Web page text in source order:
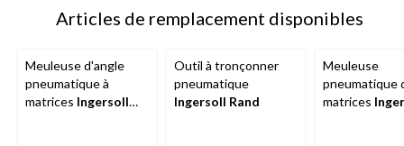
Articles de remplacement disponibles
Meuleuse d'angle
pneumatique à
matrices Ingersoll
Outil à tronçonner
pneumatique
Ingersoll Rand
Meuleuse
pneumatique
matrices